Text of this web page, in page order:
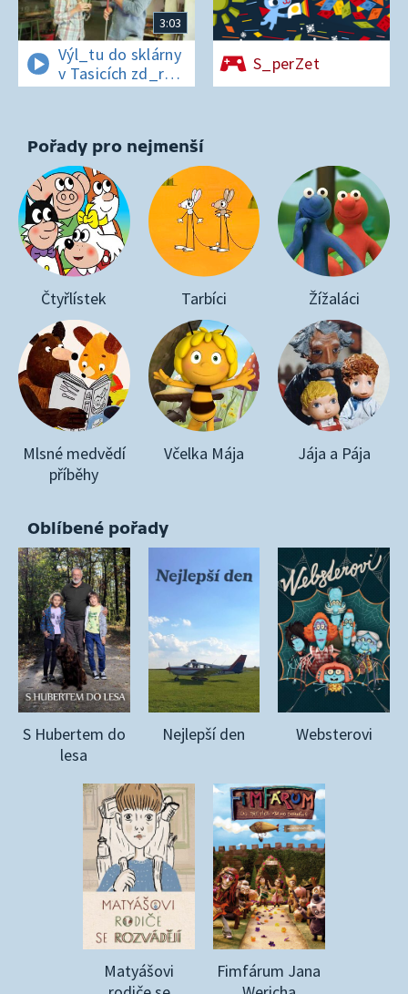
3:03
Výl_tu do sklárny
v Tasicích zd_r
a Čern_bílovi
S_perZet
Pořady pro nejmenší
Čtyřlístek Tarbíci Žížaláci
Mlsné medvědí
příběhy
Včelka Mája Jája a Pája
Oblíbené pořady
S Hubertem do
lesa
Nejlepší den Websterovi
Matyášovi
Fimfárum Jana